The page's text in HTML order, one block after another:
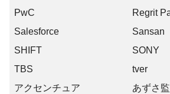
PwC
Regrit
Salesforce
Sansan
SHIFT
SONY
TBS
tver
アクセンチュア
あずさ